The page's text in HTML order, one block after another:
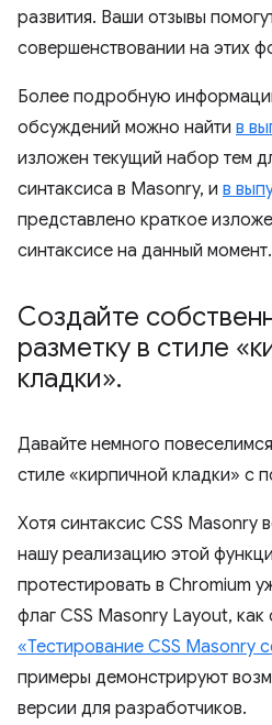
развития. Ваши отзывы
совершенствовании на этих
Более подробную
обсуждений можно найти в
изложен текущий набор тем
синтаксиса в Masonry, и в
представлено краткое
синтаксисе на данный момент.
Создайте
разметку в стиле
кладки».
Давайте немного
стиле «кирпичной кладки» с
Хотя синтаксис CSS Masonry
нашу реализацию этой
протестировать в Chromium
флаг CSS Masonry Layout, как
«Тестирование CSS Masonry
примеры демонстрируют
версии для разработчиков.